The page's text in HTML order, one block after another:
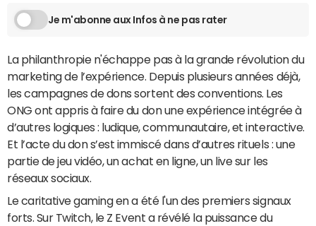
Je m'abonne aux Infos à ne pas rater
La philanthropie n'échappe pas à la grande révolution du
marketing de l’expérience. Depuis plusieurs années déjà,
les campagnes de dons sortent des conventions. Les
ONG ont appris à faire du don une expérience intégrée à
d’autres logiques : ludique, communautaire, et interactive.
Et l’acte du don s’est immiscé dans d’autres rituels : une
partie de jeu vidéo, un achat en ligne, un live sur les
réseaux sociaux.
Le caritative gaming en a été l'un des premiers signaux
forts. Sur Twitch, le Z Event a révélé la puissance du